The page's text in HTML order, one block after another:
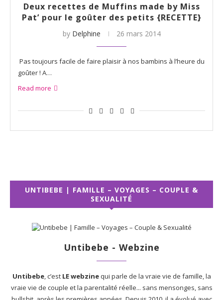
Deux recettes de Muffins made by Miss
Pat’ pour le goûter des petits {RECETTE}
by Delphine 26 mars 2014
Pas toujours facile de faire plaisir à nos bambins à l’heure du
goûter ! A…
Read more
UNTIBEBE | FAMILLE – VOYAGES – COUPLE &
SEXUALITÉ
Untibebe - Webzine
Untibebe, c’est LE webzinequi parle de la vraie vie de famille, la
vraie vie de couple et la parentalité réelle... sans mensonges, sans